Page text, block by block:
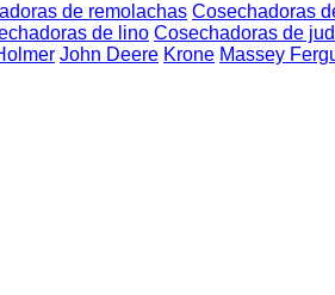
de remolachas Cosechadoras
de lino Cosechadoras de
John Deere Krone Massey